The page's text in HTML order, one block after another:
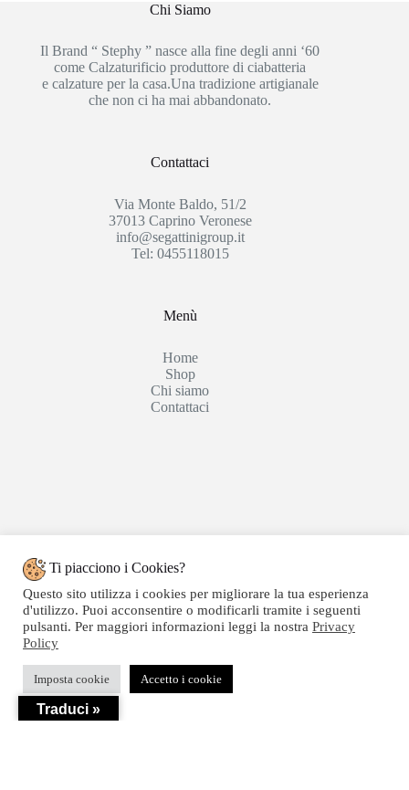
Chi Siamo
Il Brand “ Stephy ” nasce alla fine degli anni ‘60
come Calzaturificio produttore di ciabatteria
e calzature per la casa.Una tradizione artigianale
che non ci ha mai abbandonato.
Contattaci
Via Monte Baldo, 51/2
37013 Caprino Veronese
info@segattinigroup.it
Tel: 0455118015
Menù
Home
Shop
Chi siamo
Contattaci
Copyright © 2020 SEGATTINI GROUP SRL - Web
powered by Dylog Italia S.p.a. - P.IVA 04550820239
Privacy
Ti piacciono i Cookies?
Questo sito utilizza i cookies per migliorare la tua esperienza
d'utilizzo. Puoi acconsentire o modificarli tramite i seguenti
pulsanti. Per maggiori informazioni leggi la nostra Privacy
Policy
Imposta cookie Accetto i cookie
Traduci »